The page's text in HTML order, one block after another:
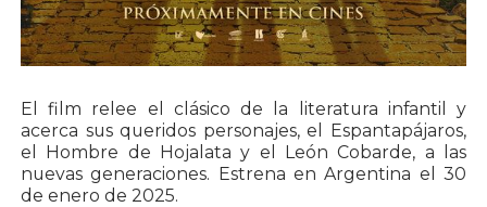
El film relee el clásico de la literatura infantil y
acerca sus queridos personajes, el Espantapájaros,
el Hombre de Hojalata y el León Cobarde, a las
nuevas generaciones. Estrena en Argentina el 30
de enero de 2025.